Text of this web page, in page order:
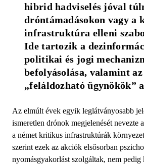
hibrid hadviselés jóval
dróntámadásokon vagy a
infrastruktúra elleni
Ide tartozik a
politikai és jogi
befolyásolása, valamint
„feláldozható ügynökök”
Az elmúlt évek egyik leglátványosabb
ismeretlen drónok megjelenését nevezte
a német kritikus infrastruktúrák
szerint ezek az akciók elsősorban
nyomásgyakorlást szolgáltak, nem pedig